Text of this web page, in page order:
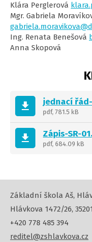
Klára Perglerová
Mgr. Gabriela
Ing. Renata Benešová
Anna Skopová
get_app jednací
pdf, 781.5 kB
get_app Zápis-SR-
pdf, 684.09 kB
Základní škola Aš,
Hlávkova 1472/26,
+420 778 485 394
reditel@zshlavkova.cz